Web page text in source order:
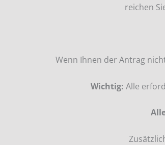
reichen
Wenn Ihnen der Antrag
Wichtig: Alle